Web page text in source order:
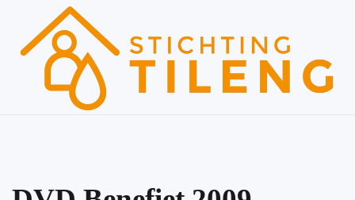
Skip to main content